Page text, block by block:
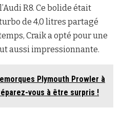
R8. Ce bolide était
de 4,0 litres partagé
Craik a opté pour une
aussi impressionnante.
Plymouth Prowler à
vous à être surpris !